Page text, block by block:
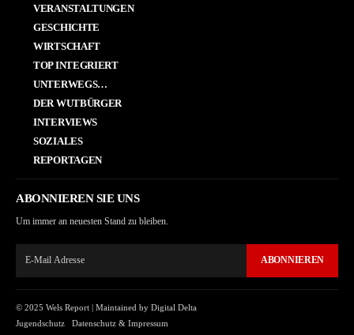
VERANSTALTUNGEN
GESCHICHTE
WIRTSCHAFT
TOP INTEGRIERT
UNTERWEGS…
DER WUTBÜRGER
INTERVIEWS
SOZIALES
REPORTAGEN
ABONNIEREN SIE UNS
Um immer an neuesten Stand zu bleiben.
ABONNIEREN
© 2025 Wels Report | Maintained by Digital Delta
Jugendschutz
Datenschutz & Impressum